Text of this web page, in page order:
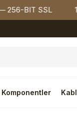
SSL 1900₺